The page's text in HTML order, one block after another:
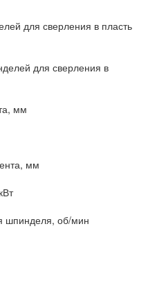
для сверления в пласть
для сверления в
мм
мм
шпинделя, об/мин